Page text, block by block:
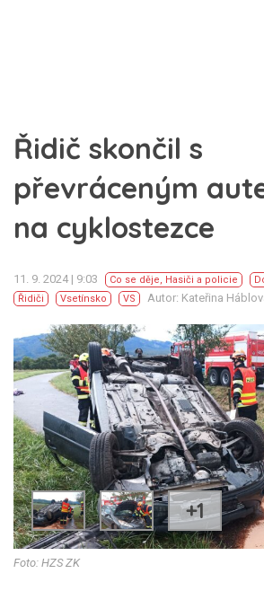
Řidič skončil s
převráceným
na cyklostezce
11. 9. 2024 | 9:03 Co se děje, Hasiči a policie
Řidiči
Vsetínsko VS Autor: Kateřina
+1
Foto: HZS ZK